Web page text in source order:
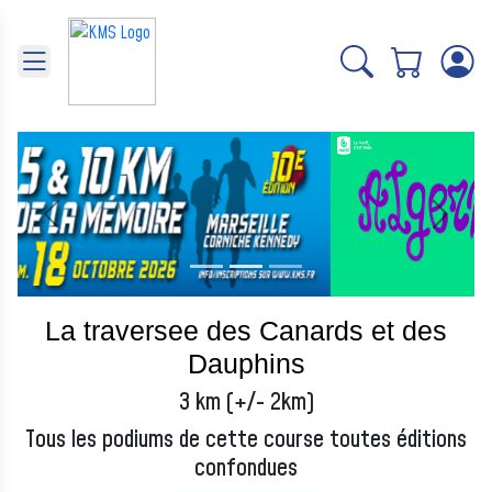
Précédent Suivant
La traversee des Canards et des
Dauphins
3 km (+/- 2km)
Tous les podiums de cette course toutes éditions
confondues
Panneau de gestion des cookies